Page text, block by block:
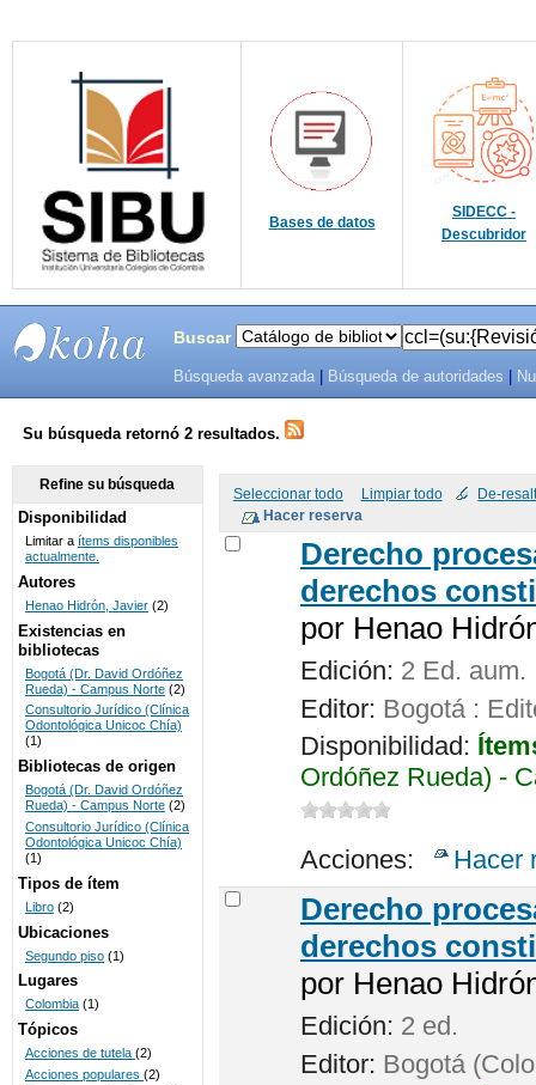
Bases de datos
SIDECC -
Descubridor
SISTEMAS
DE
BIBLIOTECAS
UNICOC
Buscar
Búsqueda avanzada Búsqueda de autoridades
Su búsqueda retornó 2 resultados.
Seleccionar todo Limpiar todo De-
Derecho
derechos
por Henao
Edición: 2 Ed. aum.
Editor: Bogotá :
Disponibilidad:
Ordóñez Rueda) -
Acciones: Hacer
Derecho
derechos
por Henao
Edición: 2 ed.
Editor: Bogotá
Refine su búsqueda
Disponibilidad
Limitar a ítems disponibles
actualmente.
Autores
Henao Hidrón, Javier (2)
Existencias en
bibliotecas
Bogotá (Dr. David Ordóñez
Rueda) - Campus Norte (2)
Consultorio Jurídico (Clínica
Odontológica Unicoc Chía)
(1)
Bibliotecas de origen
Bogotá (Dr. David Ordóñez
Rueda) - Campus Norte (2)
Consultorio Jurídico (Clínica
Odontológica Unicoc Chía)
(1)
Tipos de ítem
Libro (2)
Ubicaciones
Segundo piso (1)
Lugares
Colombia (1)
Tópicos
Acciones de tutela (2)
Acciones populares (2)